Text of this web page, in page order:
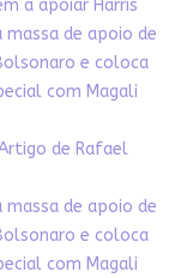
a apoiar Harris
de apoio de
e coloca
com Magali
de Rafael
de apoio de
e coloca
com Magali